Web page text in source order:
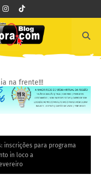
na frente!!!
inscrições para programa
in loco a